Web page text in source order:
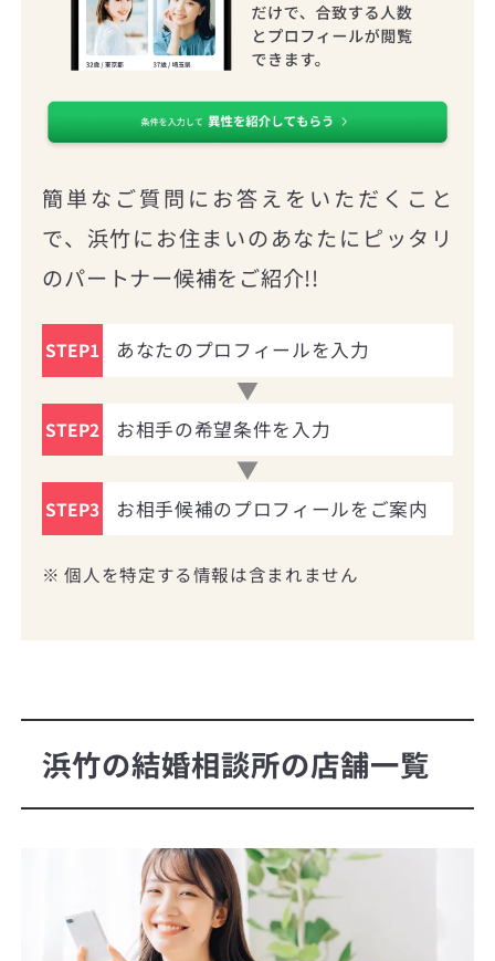
簡単なご質問にお答えをいただくこと
で、浜竹にお住まいのあなたにピッタリ
のパートナー候補をご紹介!!
STEP1 あなたのプロフィールを入力
STEP2 お相手の希望条件を入力
STEP3 お相手候補のプロフィールをご案内
※ 個人を特定する情報は含まれません
浜竹の結婚相談所の店舗一覧